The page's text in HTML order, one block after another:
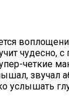
чудесно,
четкие
звучал
услышать